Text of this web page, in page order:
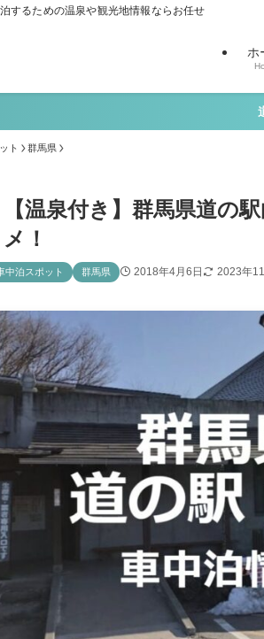
するための温泉や観光地情報ならお任せ
ホ
ト 群馬県
【温泉付き】群馬県道の
メ！
中泊スポット 群馬県 2018年4月6日 2023年